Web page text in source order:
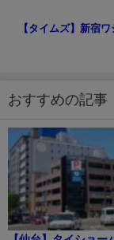
【タイムズ】新宿
おすすめの記事